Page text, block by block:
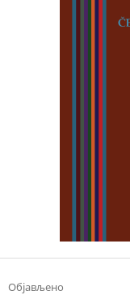
Објављено